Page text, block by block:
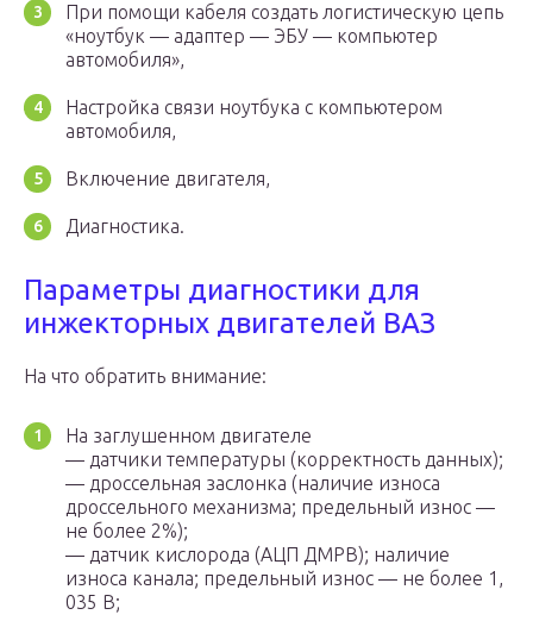
При помощи кабеля создать логистическую цепь
«ноутбук — адаптер — ЭБУ — компьютер
автомобиля»,
Настройка связи ноутбука с компьютером
автомобиля,
Включение двигателя,
Диагностика.
Параметры диагностики для
инжекторных двигателей ВАЗ
На что обратить внимание:
На заглушенном двигателе
— датчики температуры (корректность данных);
— дроссельная заслонка (наличие износа
дроссельного механизма; предельный износ —
не более 2%);
— датчик кислорода (АЦП ДМРВ); наличие
износа канала; предельный износ — не более 1,
035 В;